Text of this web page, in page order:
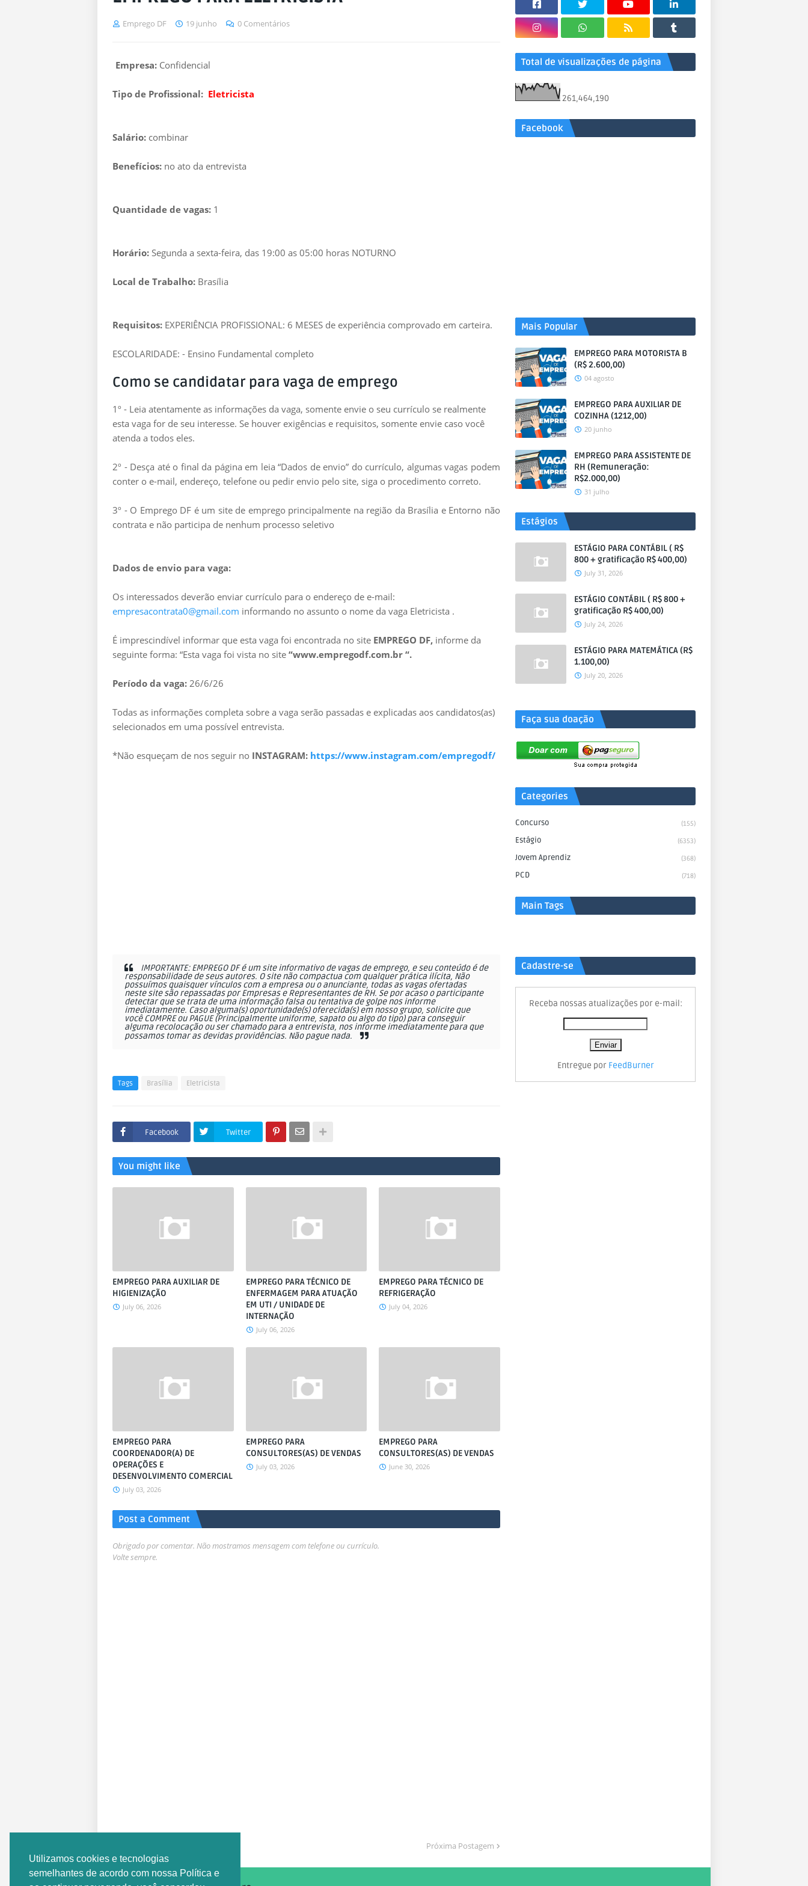
Utilizamos cookies e tecnologias
semelhantes de acordo com nossa Política e
Emprego DF 19 junho 0 Comentários
Empresa: Confidencial
Tipo de Profissional: Eletricista
Salário: combinar
Benefícios: no ato da entrevista
Quantidade de vagas: 1
Horário: Segunda a sexta-feira, das 19:00 as 05:00 horas NOTURNO
Local de Trabalho: Brasília
Requisitos: EXPERIÊNCIA PROFISSIONAL: 6 MESES de experiência comprovado em carteira.
ESCOLARIDADE: - Ensino Fundamental completo
Como se candidatar para vaga de emprego
1º - Leia atentamente as informações da vaga, somente envie o seu currículo se realmente
esta vaga for de seu interesse. Se houver exigências e requisitos, somente envie caso você
atenda a todos eles.
2º - Desça até o final da página em leia “Dados de envio” do currículo, algumas vagas podem
conter o e-mail, endereço, telefone ou pedir envio pelo site, siga o procedimento correto.
3º - O Emprego DF é um site de emprego principalmente na região da Brasília e Entorno não
contrata e não participa de nenhum processo seletivo
Dados de envio para vaga:
Os interessados deverão enviar currículo para o endereço de e-mail:
empresacontrata0@gmail.com informando no assunto o nome da vaga Eletricista .
É imprescindível informar que esta vaga foi encontrada no site EMPREGO DF, informe da
seguinte forma: “Esta vaga foi vista no site “www.empregodf.com.br “.
Período da vaga: 26/6/26
Todas as informações completa sobre a vaga serão passadas e explicadas aos candidatos(as)
selecionados em uma possível entrevista.
*Não esqueçam de nos seguir no INSTAGRAM: https://www.instagram.com/empregodf/
IMPORTANTE: EMPREGO DF é um site informativo de vagas de emprego, e seu conteúdo é de
responsabilidade de seus autores. O site não compactua com qualquer prática ilícita, Não
possuímos quaisquer vínculos com a empresa ou o anunciante, todas as vagas ofertadas
neste site são repassadas por Empresas e Representantes de RH. Se por acaso o participante
detectar que se trata de uma informação falsa ou tentativa de golpe nos informe
imediatamente. Caso alguma(s) oportunidade(s) oferecida(s) em nosso grupo, solicite que
você COMPRE ou PAGUE (Principalmente uniforme, sapato ou algo do tipo) para conseguir
alguma recolocação ou ser chamado para a entrevista, nos informe imediatamente para que
possamos tomar as devidas providências. Não pague nada.
Tags Brasília Eletricista
Facebook Twitter
You might like
EMPREGO PARA AUXILIAR DE
HIGIENIZAÇÃO
July 06, 2026
EMPREGO PARA TÉCNICO DE
ENFERMAGEM PARA ATUAÇÃO
EM UTI / UNIDADE DE
INTERNAÇÃO
July 06, 2026
EMPREGO PARA TÉCNICO DE
REFRIGERAÇÃO
July 04, 2026
EMPREGO PARA
COORDENADOR(A) DE
OPERAÇÕES E
DESENVOLVIMENTO COMERCIAL
July 03, 2026
EMPREGO PARA
CONSULTORES(AS) DE VENDAS
July 03, 2026
EMPREGO PARA
CONSULTORES(AS) DE VENDAS
June 30, 2026
Post a Comment
Obrigado por comentar. Não mostramos mensagem com telefone ou currículo.
Volte sempre.
Próxima Postagem
Total de visualizações de página
261,464,190
Facebook
Mais Popular
EMPREGO PARA MOTORISTA B
(R$ 2.600,00)
04 agosto
EMPREGO PARA AUXILIAR DE
COZINHA (1212,00)
20 junho
EMPREGO PARA ASSISTENTE DE
RH (Remuneração:
R$2.000,00)
31 julho
Estágios
ESTÁGIO PARA CONTÁBIL ( R$
800 + gratificação R$ 400,00)
July 31, 2026
ESTÁGIO CONTÁBIL ( R$ 800 +
gratificação R$ 400,00)
July 24, 2026
ESTÁGIO PARA MATEMÁTICA (R$
1.100,00)
July 20, 2026
Faça sua doação
Categories
Concurso (155)
Estágio (6353)
Jovem Aprendiz (368)
PCD (718)
Main Tags
Cadastre-se
Receba nossas atualizações por e-mail:
Entregue por FeedBurner